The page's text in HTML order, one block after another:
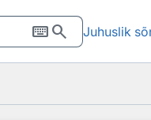
keyboardsearch Juhuslik